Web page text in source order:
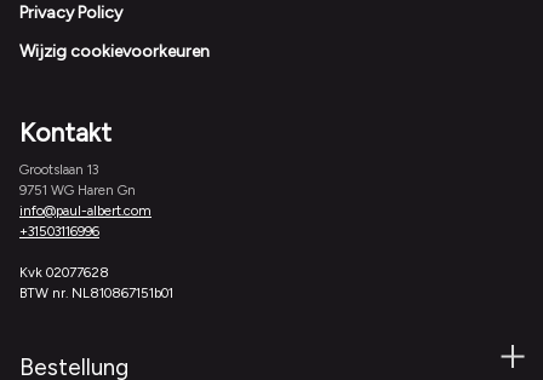
Privacy Policy
Wijzig cookievoorkeuren
Kontakt
Grootslaan 13
9751 WG Haren Gn
info@paul-albert.com
+31503116996
Kvk 02077628
BTW nr. NL810867151b01
Bestellung